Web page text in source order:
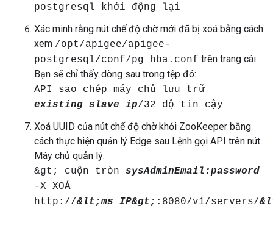
postgresql khởi động lại
Xác minh rằng nút chế độ chờ mới đã bị xoá bằng cách
xem /opt/apigee/apigee-
postgresql/conf/pg_hba.conf trên trang cái.
Bạn sẽ chỉ thấy dòng sau trong tệp đó:
API sao chép máy chủ lưu trữ
existing_slave_ip/32 độ tin cậy
Xoá UUID của nút chế độ chờ khỏi ZooKeeper bằng
cách thực hiện quản lý Edge sau Lệnh gọi API trên nút
Máy chủ quản lý:
&gt; cuộn tròn sysAdminEmail:password
-X XOÁ
http://&lt;ms_IP&gt; :8080/v1/servers/